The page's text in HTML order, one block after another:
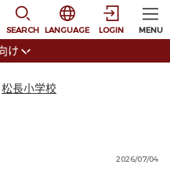
SEARCH
選択すると言語の切
LANGUAGE LOGIN MENU
け
松長小学校
2026/07/04